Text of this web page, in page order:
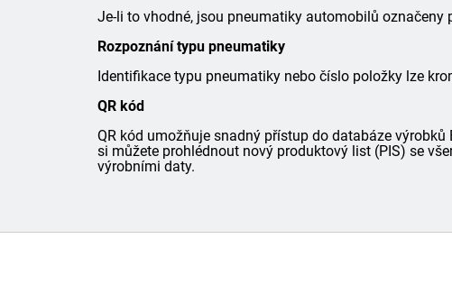
Je-li to vhodné, jsou pneumatiky automobilů označeny
Rozpoznání typu pneumatiky
Identifikace typu pneumatiky nebo číslo položky lze
QR kód
QR kód umožňuje snadný přístup do databáze výrobků
si můžete prohlédnout nový produktový list (PIS) se
výrobními daty.